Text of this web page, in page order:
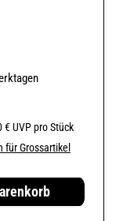
UVP pro Stück
Grossartikel